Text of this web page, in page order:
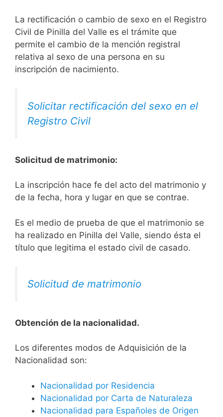
La rectificación o cambio de sexo en el Registro
Civil de Pinilla del Valle es el trámite que
permite el cambio de la mención registral
relativa al sexo de una persona en su
inscripción de nacimiento.
Solicitar rectificación del sexo en el
Registro Civil
Solicitud de matrimonio:
La inscripción hace fe del acto del matrimonio y
de la fecha, hora y lugar en que se contrae.
Es el medio de prueba de que el matrimonio se
ha realizado en Pinilla del Valle, siendo ésta el
título que legitima el estado civil de casado.
Solicitud de matrimonio
Obtención de la nacionalidad.
​​​Los diferentes modos de Adquisición de la
Nacionalidad son:
Nacionalidad por Residencia
Nacionalidad por Carta de Naturaleza
Nacionalidad para Españoles de Origen